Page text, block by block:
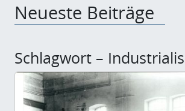
Neueste Beiträge
Schlagwort –